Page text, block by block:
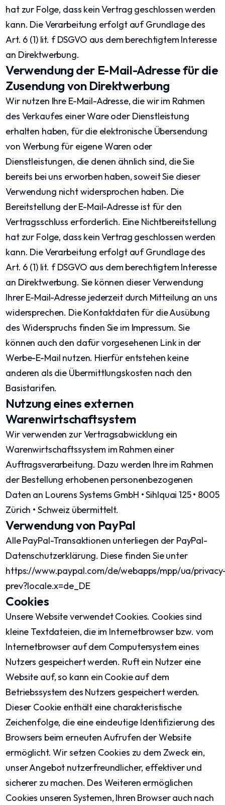
hat zur Folge, dass kein Vertrag geschlossen werden
kann. Die Verarbeitung erfolgt auf Grundlage des
Art. 6 (1) lit. f DSGVO aus dem berechtigtem Interesse
an Direktwerbung.
Verwendung der E-Mail-Adresse für die
Zusendung von Direktwerbung
Wir nutzen Ihre E-Mail-Adresse, die wir im Rahmen
des Verkaufes einer Ware oder Dienstleistung
erhalten haben, für die elektronische Übersendung
von Werbung für eigene Waren oder
Dienstleistungen, die denen ähnlich sind, die Sie
bereits bei uns erworben haben, soweit Sie dieser
Verwendung nicht widersprochen haben. Die
Bereitstellung der E-Mail-Adresse ist für den
Vertragsschluss erforderlich. Eine Nichtbereitstellung
hat zur Folge, dass kein Vertrag geschlossen werden
kann. Die Verarbeitung erfolgt auf Grundlage des
Art. 6 (1) lit. f DSGVO aus dem berechtigtem Interesse
an Direktwerbung. Sie können dieser Verwendung
Ihrer E-Mail-Adresse jederzeit durch Mitteilung an uns
widersprechen. Die Kontaktdaten für die Ausübung
des Widerspruchs finden Sie im Impressum. Sie
können auch den dafür vorgesehenen Link in der
Werbe-E-Mail nutzen. Hierfür entstehen keine
anderen als die Übermittlungskosten nach den
Basistarifen.
Nutzung eines externen
Warenwirtschaftsystem
Wir verwenden zur Vertragsabwicklung ein
Warenwirtschaftssystem im Rahmen einer
Auftragsverarbeitung. Dazu werden Ihre im Rahmen
der Bestellung erhobenen personenbezogenen
Daten an Lourens Systems GmbH • Sihlquai 125 • 8005
Zürich • Schweiz übermittelt.
Verwendung von PayPal
Alle PayPal-Transaktionen unterliegen der PayPal-
Datenschutzerklärung. Diese finden Sie unter
https://www.paypal.com/de/webapps/mpp/ua/
prev?locale.x=de_DE
Cookies
Unsere Website verwendet Cookies. Cookies sind
kleine Textdateien, die im Internetbrowser bzw. vom
Internetbrowser auf dem Computersystem eines
Nutzers gespeichert werden. Ruft ein Nutzer eine
Website auf, so kann ein Cookie auf dem
Betriebssystem des Nutzers gespeichert werden.
Dieser Cookie enthält eine charakteristische
Zeichenfolge, die eine eindeutige Identifizierung des
Browsers beim erneuten Aufrufen der Website
ermöglicht. Wir setzen Cookies zu dem Zweck ein,
unser Angebot nutzerfreundlicher, effektiver und
sicherer zu machen. Des Weiteren ermöglichen
Cookies unseren Systemen, Ihren Browser auch nach